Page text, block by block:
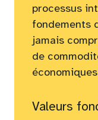
processus
fondements
jamais
de
Valeurs